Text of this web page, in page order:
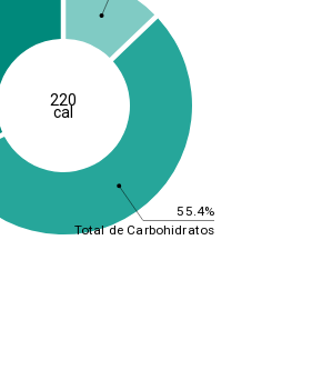
55.4%
Total de Carbohidratos
220
cal